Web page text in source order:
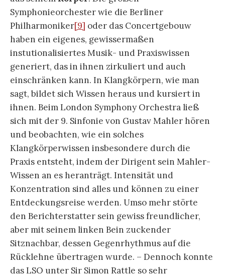
Symphonieorchester wie die Berliner
Philharmoniker[9] oder das Concertgebouw
haben ein eigenes, gewissermaßen
instutionalisiertes Musik- und Praxiswissen
generiert, das in ihnen zirkuliert und auch
einschränken kann. In Klangkörpern, wie man
sagt, bildet sich Wissen heraus und kursiert in
ihnen. Beim London Symphony Orchestra ließ
sich mit der 9. Sinfonie von Gustav Mahler hören
und beobachten, wie ein solches
Klangkörperwissen insbesondere durch die
Praxis entsteht, indem der Dirigent sein Mahler-
Wissen an es heranträgt. Intensität und
Konzentration sind alles und können zu einer
Entdeckungsreise werden. Umso mehr störte
den Berichterstatter sein gewiss freundlicher,
aber mit seinem linken Bein zuckender
Sitznachbar, dessen Gegenrhythmus auf die
Rücklehne übertragen wurde. – Dennoch konnte
das LSO unter Sir Simon Rattle so sehr